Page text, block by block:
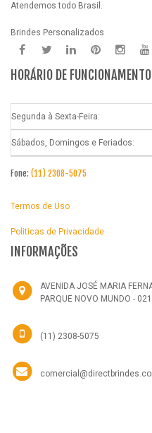
Atendemos todo Brasil.
Brindes Personalizados
HORÁRIO DE FUNCIONAMENTO
Segunda à Sexta-Feira:
Sábados, Domingos e Feriados:
Fone: (11) 2308-5075
Termos de Uso
Politicas de Privacidade
INFORMAÇÕES
AVENIDA JOSÉ MARIA
PARQUE NOVO MUNDO -
(11) 2308-5075